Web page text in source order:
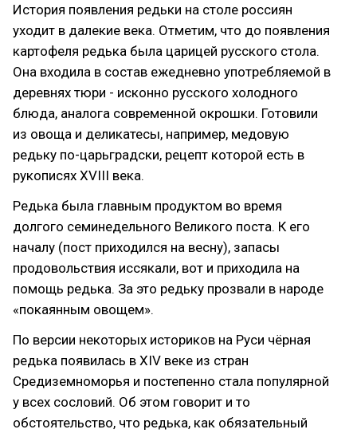
История появления редьки на столе россиян
уходит в далекие века. Отметим, что до появления
картофеля редька была царицей русского стола.
Она входила в состав ежедневно употребляемой в
деревнях тюри - исконно русского холодного
блюда, аналога современной окрошки. Готовили
из овоща и деликатесы, например, медовую
редьку по-царьградски, рецепт которой есть в
рукописях XVIII века.
Редька была главным продуктом во время
долгого семинедельного Великого поста. К его
началу (пост приходился на весну), запасы
продовольствия иссякали, вот и приходила на
помощь редька. За это редьку прозвали в народе
«покаянным овощем».
По версии некоторых историков на Руси чёрная
редька появилась в XIV веке из стран
Средиземноморья и постепенно стала популярной
у всех сословий. Об этом говорит и то
обстоятельство, что редька, как обязательный